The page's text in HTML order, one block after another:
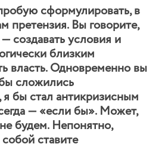
сформулировать, в
претензия. Вы говорите,
создавать условия и
близким
власть. Одновременно вы
сложились
я бы стал антикризисным
— «если бы». Может,
будем. Непонятно,
ставите